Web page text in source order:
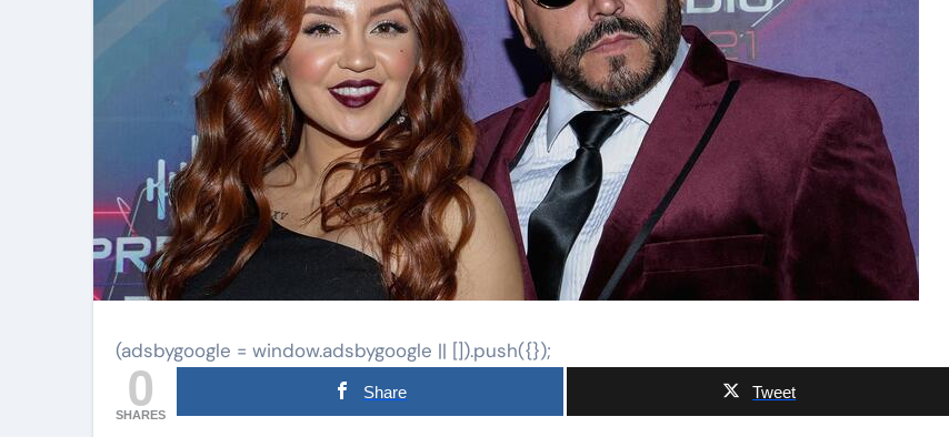
(adsbygoogle = window.adsbygoogle || []).push({});
0
SHARES
Share Tweet